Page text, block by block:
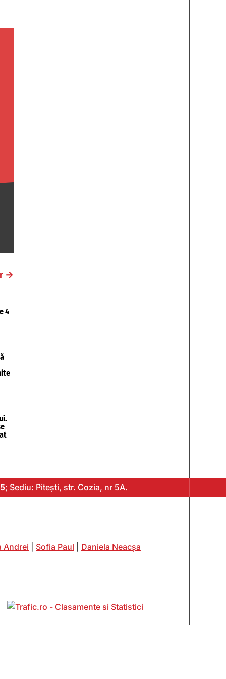
→
4
; Sediu: Pitești, str. Cozia, nr 5A.
Andrei Sofia Paul Daniela Neacșa